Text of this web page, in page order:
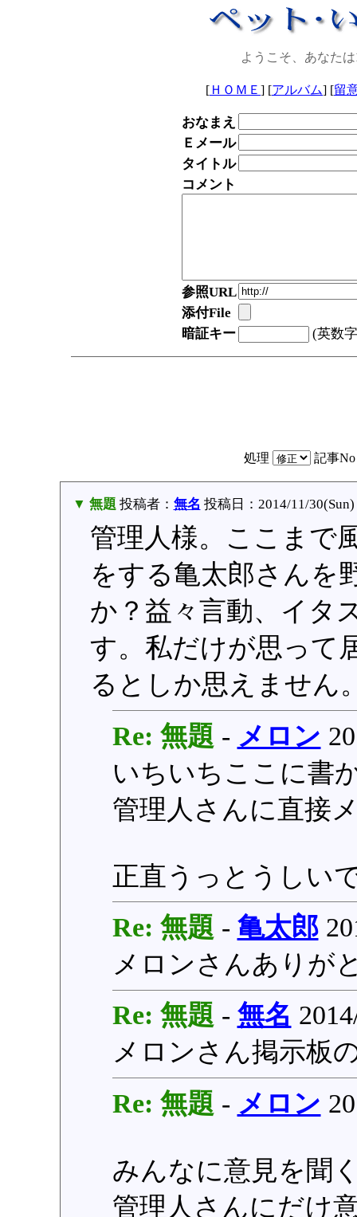
ようこそ、あなたは
[ ＨＯＭＥ ] [アルバム] [留
おなまえ
Ｅメール
タイトル
コメント
参照URL
添付File
暗証キー
(英数
処理 記事
▼ 無題 投稿者： 無名 投稿日：2014/11/
管理人様。ここまで
をする亀太郎さんを
か？益々言動、イタ
す。私だけが思って
るとしか思えません
Re: 無題 - メロン
いちいちここに書
管理人さんに直接
正直うっとうしい
Re: 無題 - 亀太郎
メロンさんありが
Re: 無題 - 無名
メロンさん掲示板
Re: 無題 - メロン
みんなに意見を聞
管理人さんにだけ